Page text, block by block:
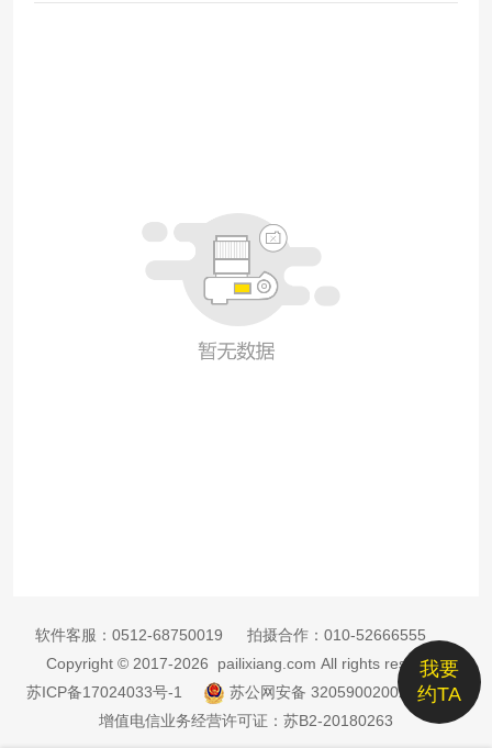
我要
约TA
软件客服： 0512-68750019 拍摄合作： 010-52666555
Copyright © 2017-2026 pailixiang.com All rights reserved
苏ICP备17024033号-1
苏公网安备 32059002002885号
增值电信业务经营许可证：苏B2-20180263